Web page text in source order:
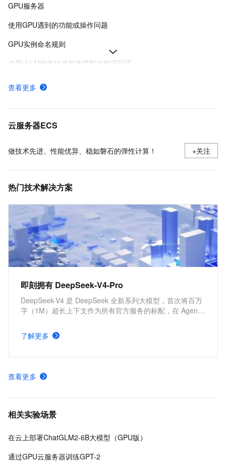
GPU服务器
使用GPU遇到的功能或操作问题
GPU实例命名规则
使用vLLM镜像快速构建模型的推理环境
GPU虚拟化型实例的特点及规格
如何本地部署DeepSeek
查看更多
云服务器ECS
做技术先进、性能优异、稳如磐石的弹性计算！ +关注
热门技术解决方案
即刻拥有 DeepSeek-V4-Pro
DeepSeek-V4 是 DeepSeek 全新系列大模型，首次将百万
字（1M）超长上下文作为所有官方服务的标配，在 Agent
先。本方案涵盖云上 API 调用和私有化部署 DeepSeek-V4-
Pro。
了解更多
查看更多
相关实验场景
在云上部署ChatGLM2-6B大模型（GPU版）
通过GPU云服务器训练GPT-2